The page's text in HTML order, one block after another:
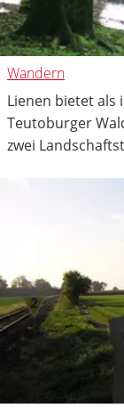
Wandern
Lienen bietet als
Teutoburger
zwei